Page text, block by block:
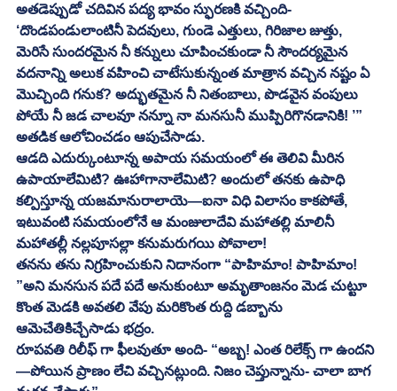
అతడెప్పుడో చదివిన పద్య భావం స్ఫురణకి వచ్చింది-
‘దొండపండులాంటినీ పెదవులు, గుండె ఎత్తులు, గిరిజాల జుత్తు,
మెరిసే సుందరమైన నీ కన్నులు చూపించకుండా నీ సౌందర్యమైన
వదనాన్ని అలుక వహించి చాటేసుకున్నంత మాత్రాన వచ్చిన నష్టం ఏ
మొచ్చింది గనుక? అద్భుతమైన నీ నితంబాలు, పొడవైన వంపులు
పోయే నీ జడ చాలవూ నన్నూ నా మనసునీ ముప్పిరిగొనడానికి! ’”
అతడిక ఆలోచించడం ఆపుచేసాడు.
ఆడది ఎదుర్కుంటూన్న అపాయ సమయంలో ఈ తెలివి మీరిన
ఉపాయాలేమిటి? ఊహాగానాలేమిటి? అందులో తనకు ఉపాధి
కల్పిస్తూన్న యజమానురాలాయె—ఐనా విధి విలాసం కాకపోతే,
ఇటువంటి సమయంలోనే ఆ మంజులాదేవి మహాతల్లి మాలినీ
మహాతల్లీ నల్లపూసల్లా కనుమరుగయి పోవాలా!
తనను తను నిగ్రహించుకుని నిదానంగా “పాహిమాం! పాహిమాం!
”అని మనసున పదే పదే అనుకుంటూ అమృతాంజనం మెడ చుట్టూ
కొంత మెడకి అవతలి వేపు మరికొంత రుద్ది డబ్బాను
ఆమెచేతికిచ్చేసాడు భద్రం.
రూపవతి రిలీఫ్ గా ఫీలవుతూ అంది- “అబ్బ! ఎంత రిలేక్స్ గా ఉందని
—పోయిన ప్రాణం లేచి వచ్చినట్లుంది. నిజం చెప్తున్నాను- చాలా బాగ